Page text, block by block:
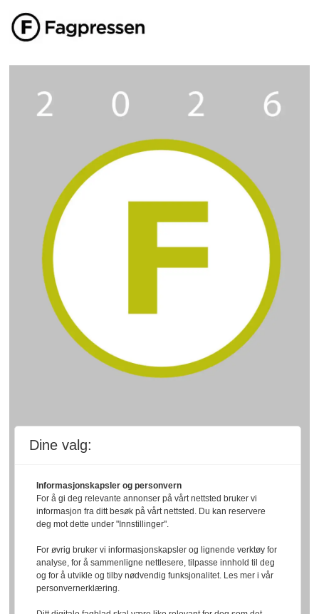
Dine valg:
Informasjonskapsler og personvern
For å gi deg relevante annonser på vårt nettsted bruker vi
informasjon fra ditt besøk på vårt nettsted. Du kan reservere
deg mot dette under "Innstillinger".
For øvrig bruker vi informasjonskapsler og lignende verktøy for
analyse, for å sammenligne nettlesere, tilpasse innhold til deg
og for å utvikle og tilby nødvendig funksjonalitet. Les mer i vår
personvernerklæring.